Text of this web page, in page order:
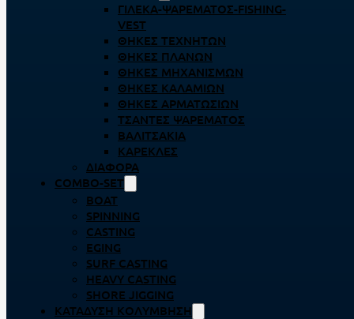
ΓΙΛΈΚΑ-ΨΑΡΈΜΑΤΟΣ-FISHING-
VEST
ΘΉΚΕΣ ΤΕΧΝΗΤΏΝ
ΘΉΚΕΣ ΠΛΆΝΩΝ
ΘΉΚΕΣ ΜΗΧΑΝΙΣΜΏΝ
ΘΉΚΕΣ ΚΑΛΑΜΙΏΝ
ΘΉΚΕΣ ΑΡΜΑΤΩΣΙΏΝ
ΤΣΆΝΤΕΣ ΨΑΡΈΜΑΤΟΣ
ΒΑΛΙΤΣΆΚΙΑ
ΚΑΡΈΚΛΕΣ
ΔΙΆΦΟΡΑ
COMBO-SET
BOAT
SPINNING
CASTING
EGING
SURF CASTING
HEAVY CASTING
SHORE JIGGING
ΚΑΤΆΔΥΣΗ ΚΟΛΎΜΒΗΣΗ